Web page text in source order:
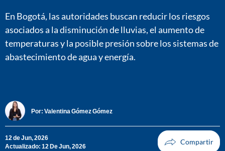
En Bogotá, las autoridades buscan reducir los riesgos
asociados a la disminución de lluvias, el aumento de
temperaturas y la posible presión sobre los sistemas de
abastecimiento de agua y energía.
Por: Valentina Gómez Gómez
12 de Jun, 2026
Actualizado: 12 De Jun, 2026